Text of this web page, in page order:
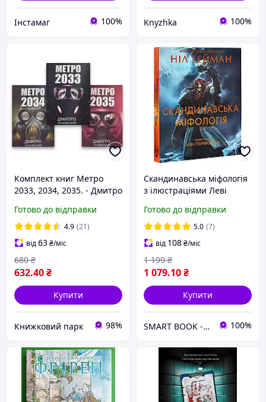
Інстамаг 100% Knyzhka 100%
Комплект книг Метро
2033, 2034, 2035. - Дмитро
мовою)
Готово до відправки
4.9 (21)
від63₴/міс
632.40₴
680 ₴
Купити
Книжковий парк 98%
Скандинавська міфологія
з ілюстраціями Леві
Готово до відправки
5.0 (7)
від 108₴/міс
1 079.10₴
1 199 ₴
Купити
SMART BOOK - Ваші улюблені книги 100%